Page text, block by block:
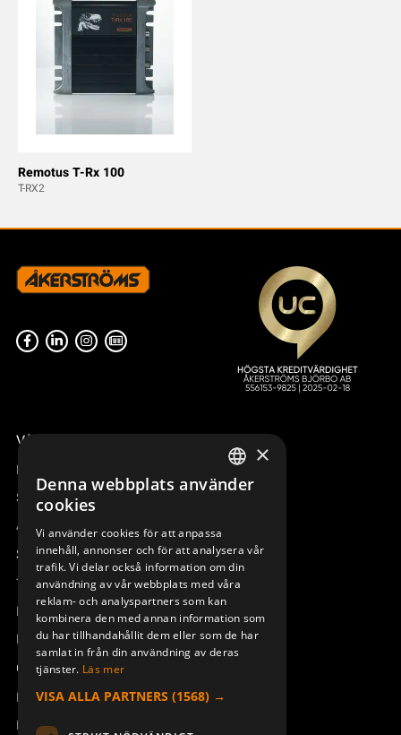
Remotus T-Rx 100
T-RX2
Våra radiostyrningar – översikt
Remotus
Sesam
Access_Ctrl
Support
Teknisk support
Boka service
Manualer och videoinstruktioner
Om Åkerströms
Kontakt
Nyheter
SWEDISH
DEUTSCH
×
Denna webbplats använder
cookies
Vi använder cookies för att anpassa
innehåll, annonser och för att analysera vår
trafik. Vi delar också information om din
användning av vår webbplats med våra
reklam- och analyspartners som kan
kombinera den med annan information som
du har tillhandahållit dem eller som de har
samlat in från din användning av deras
tjänster. Läs mer
VISA ALLA PARTNERS (1568) →